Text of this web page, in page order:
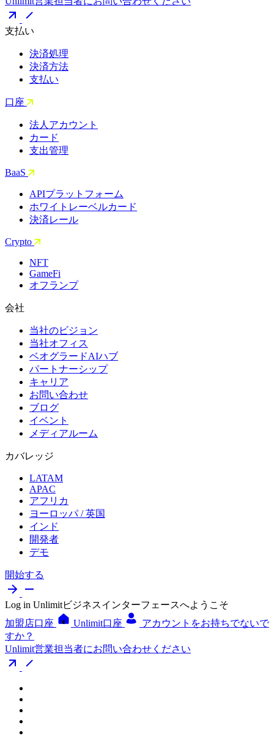
支払い
決済処理
決済方法
支払い
口座
法人アカウント
カード
支出管理
BaaS
APIプラットフォーム
ホワイトレーベルカード
決済レール
Crypto
NFT
GameFi
オフランプ
会社
当社のビジョン
当社オフィス
ベオグラードAIハブ
パートナーシップ
キャリア
お問い合わせ
ブログ
イベント
メディアルーム
カバレッジ
LATAM
APAC
アフリカ
ヨーロッパ / 英国
インド
開発者
デモ
開始する
Log in Unlimitビジネスインターフェースへようこそ
加盟店口座
Unlimit口座
アカウントをお持ちでないで
すか？
Unlimit営業担当者にお問い合わせください